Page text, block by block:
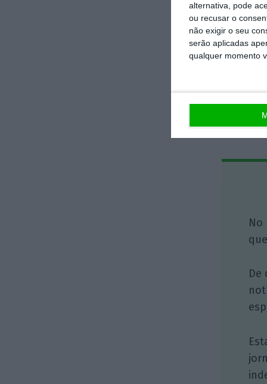
alternativa, pode
ou recusar o
não exigir o seu
serão aplicadas
qualquer momento
No
De